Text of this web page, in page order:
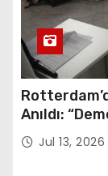
Anıldı:
Sembolü”
Jul 13, 2026